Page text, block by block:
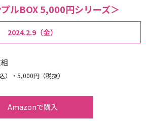
ルBOX 5,000円シリーズ＞
2024.2.9（金）
）・5,000円（税抜）
Amazonで購入